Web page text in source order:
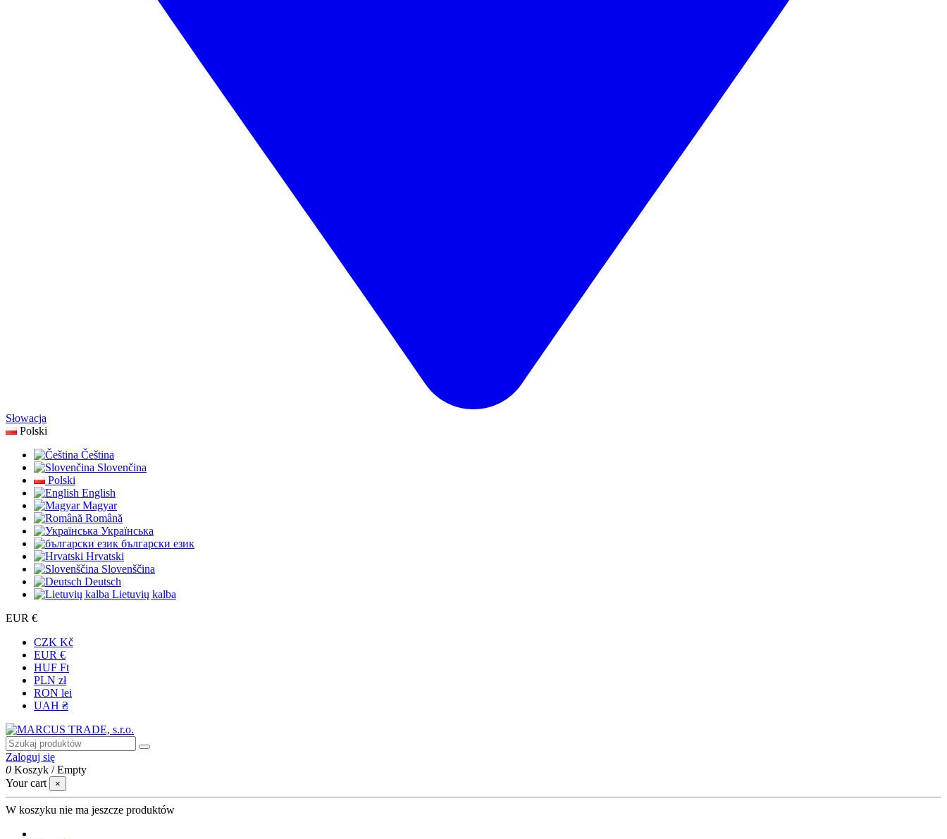
Słowacja
Polski
Čeština
Slovenčina
Polski
English
Magyar
Română
Українська
български език
Hrvatski
Slovenščina
Deutsch
Lietuvių kalba
EUR €
CZK Kč
EUR €
HUF Ft
PLN zł
RON lei
UAH ₴
Zaloguj się
0 Koszyk /Empty
Your cart
×
W koszyku nie ma jeszcze produktów